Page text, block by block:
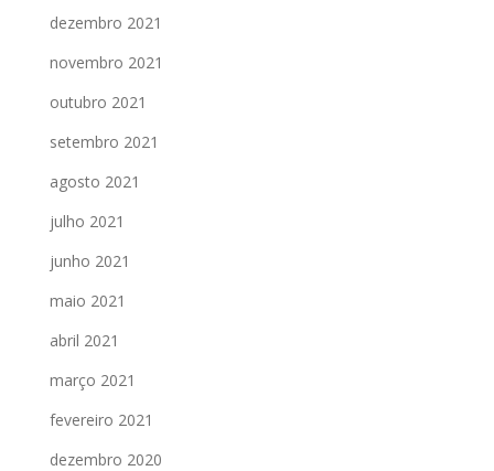
dezembro 2021
novembro 2021
outubro 2021
setembro 2021
agosto 2021
julho 2021
junho 2021
maio 2021
abril 2021
março 2021
fevereiro 2021
dezembro 2020